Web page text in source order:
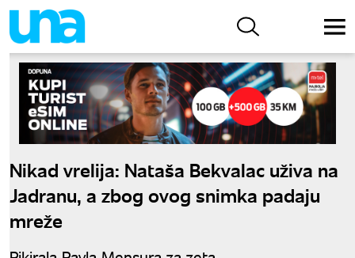
Nikad vrelija: Nataša Bekvalac uživa na
Jadranu, a zbog ovog snimka padaju
mreže